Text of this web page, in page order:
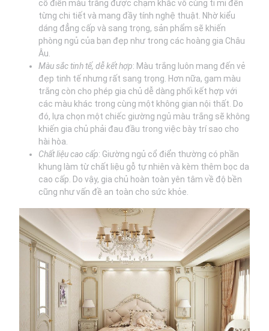
cổ điển màu trắng được chạm khắc vô cùng tỉ mỉ đến
từng chi tiết và mang đầy tính nghệ thuật. Nhờ kiểu
dáng đẳng cấp và sang trọng, sản phẩm sẽ khiến
phòng ngủ của bạn đẹp như trong các hoàng gia Châu
Âu.
Màu sắc tinh tế, dễ kết hợp: Màu trắng luôn mang đến vẻ
đẹp tinh tế nhưng rất sang trọng. Hơn nữa, gam màu
trắng còn cho phép gia chủ dễ dàng phối kết hợp với
các màu khác trong cùng một không gian nội thất. Do
đó, lựa chọn một chiếc giường ngủ màu trắng sẽ không
khiến gia chủ phải đau đầu trong việc bày trí sao cho
hài hòa.
Chất liệu cao cấp: Giường ngủ cổ điển thường có phần
khung làm từ chất liệu gỗ tự nhiên và kèm thêm bọc da
cao cấp. Do vậy, gia chủ hoàn toàn yên tâm về độ bền
cũng như vấn đề an toàn cho sức khỏe.